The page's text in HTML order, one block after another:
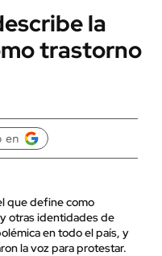
la
trastorno
en
que define como
otras identidades de
en todo el país, y
la voz para protestar.